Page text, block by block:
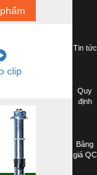
clip
Tin tức
Quy
định
Bảng
giá QC